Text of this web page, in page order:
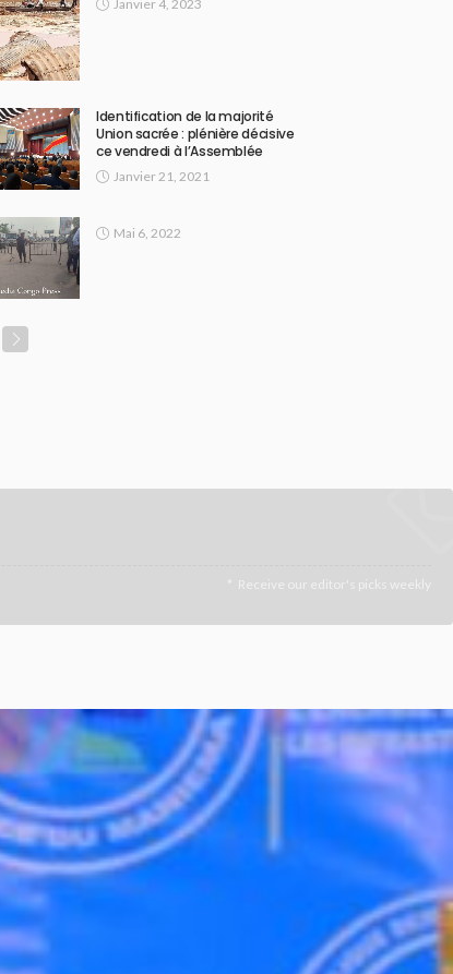
Janvier 4, 2023
Identification de la majorité
Union sacrée : plénière décisive
ce vendredi à l’Assemblée
Janvier 21, 2021
Mai 6, 2022
Receive our editor's picks weekly